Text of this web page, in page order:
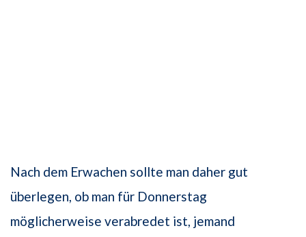
Nach dem Erwachen sollte man daher gut
überlegen, ob man für Donnerstag
möglicherweise verabredet ist, jemand